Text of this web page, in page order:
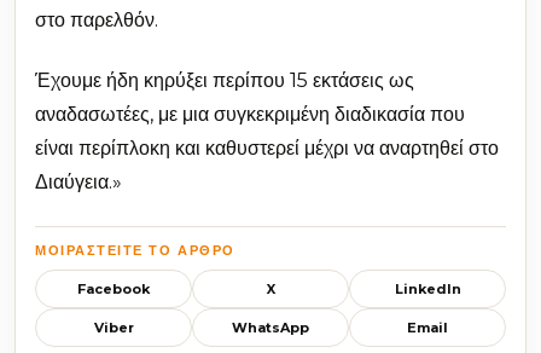
στο παρελθόν.
Έχουμε ήδη κηρύξει περίπου 15 εκτάσεις ως
αναδασωτέες, με μια συγκεκριμένη διαδικασία που
είναι περίπλοκη και καθυστερεί μέχρι να αναρτηθεί στο
Διαύγεια.»
ΜΟΙΡΑΣΤΕΊΤΕ ΤΟ ΆΡΘΡΟ
Facebook X LinkedIn
Viber WhatsApp Email